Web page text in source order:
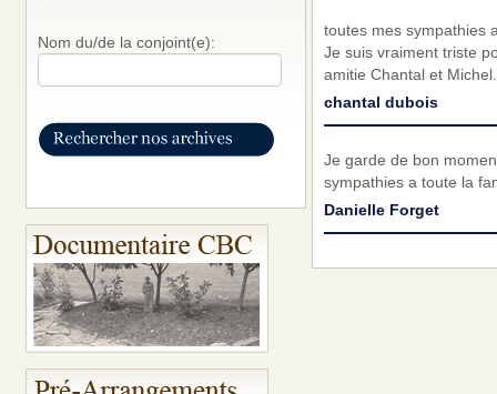
Nom du/de la conjoint(e):
toutes mes sympathies
Je suis vraiment triste
amitie Chantal et Michel.
chantal dubois
Je garde de bon
sympathies a toute la
Danielle Forget